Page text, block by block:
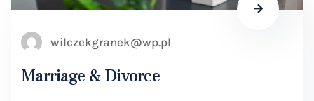
wilczekgranek@wp.pl
Marriage & Divorce